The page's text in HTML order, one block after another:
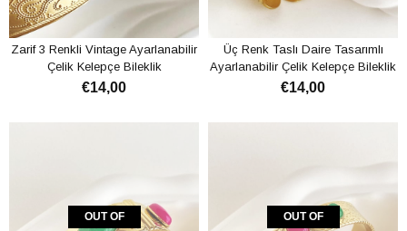
Zarif 3 Renkli Vintage Ayarlanabilir
Çelik Kelepçe Bileklik
€14,00
Üç Renk Taslı Daire Tasarımlı
Ayarlanabilir Çelik Kelepçe Bileklik
€14,00
OUT OF
OUT OF